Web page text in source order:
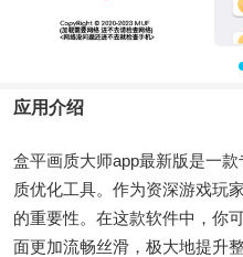
应用介绍
盒平画质大师app最新版是一
质优化工具。作为资深游戏玩
的重要性。在这款软件中，你
面更加流畅丝滑，极大地提升